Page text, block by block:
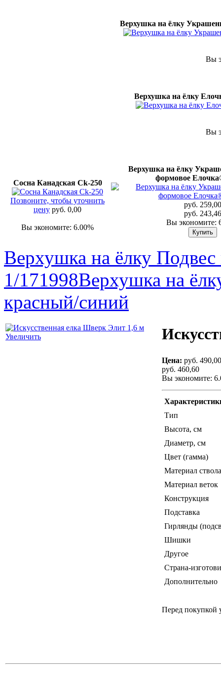
Верхушка на ёлку
Вы
Верхушка на ёлку
Вы
Сосна Канадская Ck-250
Позвоните, чтобы уточнить
цену руб. 0,00
Вы экономите: 6.00%
Верхушка на ёлку
формовое
руб. 259,00
руб. 243,46
Вы экономите:
Верхушка на ёлку
1/171998Верхушка на
красный/синий
Увеличить
Цена: руб. 490,00
руб. 460,60
Вы экономите:
Тип
Высота, см
Диаметр, см
Цвет (гамма)
Материал ствола
Материал веток
Конструкция
Подставка
Гирлянды
Шишки
Другое
Страна-
Дополнительно
Перед покупкой